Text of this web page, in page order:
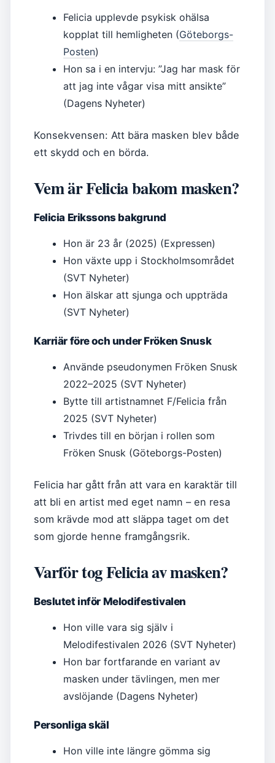
Felicia upplevde psykisk ohälsa
kopplat till hemligheten (Göteborgs-
Posten)
Hon sa i en intervju: ”Jag har mask för
att jag inte vågar visa mitt ansikte”
(Dagens Nyheter)
Konsekvensen: Att bära masken blev både
ett skydd och en börda.
Vem är Felicia bakom masken?
Felicia Erikssons bakgrund
Hon är 23 år (2025) (Expressen)
Hon växte upp i Stockholmsområdet
(SVT Nyheter)
Hon älskar att sjunga och uppträda
(SVT Nyheter)
Karriär före och under Fröken Snusk
Använde pseudonymen Fröken Snusk
2022–2025 (SVT Nyheter)
Bytte till artistnamnet F/Felicia från
2025 (SVT Nyheter)
Trivdes till en början i rollen som
Fröken Snusk (Göteborgs-Posten)
Felicia har gått från att vara en karaktär till
att bli en artist med eget namn – en resa
som krävde mod att släppa taget om det
som gjorde henne framgångsrik.
Varför tog Felicia av masken?
Beslutet inför Melodifestivalen
Hon ville vara sig själv i
Melodifestivalen 2026 (SVT Nyheter)
Hon bar fortfarande en variant av
masken under tävlingen, men mer
avslöjande (Dagens Nyheter)
Personliga skäl
Hon ville inte längre gömma sig